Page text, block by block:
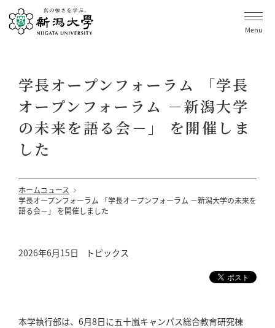
Menu
学長オープンフォーラム 「学長
オープンフォーラム －新潟大学
の未来を語る会－」 を開催しま
した
ホームニュース
学長オープンフォーラム 「学長オープンフォーラム －新潟大学の未来を
語る会－」 を開催しました
2026年6月15日 トピックス
本学執行部は、6月8日に五十嵐キャンパス総合教育研究棟